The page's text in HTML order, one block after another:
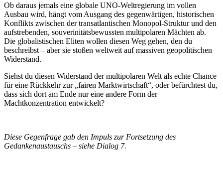
Ob daraus jemals eine globale UNO-Weltregierung im vollen
Ausbau wird, hängt vom Ausgang des gegenwärtigen, historischen
Konflikts zwischen der transatlantischen Monopol-Struktur und den
aufstrebenden, souverinitätsbewussten multipolaren Mächten ab.
Die globalistischen Eliten wollen diesen Weg gehen, den du
beschreibst – aber sie stoßen weltweit auf massiven geopolitischen
Widerstand.
Siehst du diesen Widerstand der multipolaren Welt als echte Chance
für eine Rückkehr zur „fairen Marktwirtschaft“, oder befürchtest du,
dass sich dort am Ende nur eine andere Form der
Machtkonzentration entwickelt?
Diese Gegenfrage gab den Impuls zur Fortsetzung des
Gedankenaustauschs – siehe Dialog 7.